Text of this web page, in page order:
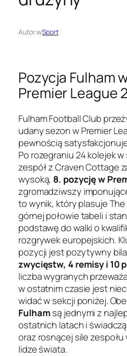
Autor:wSport
Pozycja Fulham
Premier League
Fulham Football Club
udany sezon w Premier
pewnością
Po rozegraniu 24 kolejek
zespół z Craven Cottage
wysoką, 8. pozycję w
zgromadziwszy
to wynik, który plasuje
górnej połowie tabeli i
podstawę do walki o
rozgrywek europejskich.
pozycji jest pozytywny
zwycięstw, 4 remisy i 10
liczba wygranych
w ostatnim czasie jest
widać w sekcji poniżej.
Fulhamsą jednymi z
ostatnich latach i
oraz rosnącej sile
lidze świata.